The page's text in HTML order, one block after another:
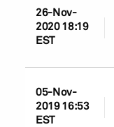
26-Nov-
2020 18:19
EST
05-Nov-
2019 16:53
EST